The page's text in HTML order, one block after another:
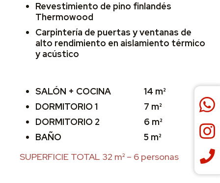
Revestimiento de pino finlandés
Thermowood
Carpintería de puertas y ventanas de
alto rendimiento en aislamiento térmico
y acústico
SALÓN + COCINA
DORMITORIO 1
DORMITORIO 2
BAÑO
14 m²
7 m²
6 m²
5 m²
SUPERFICIE TOTAL 32 m² – 6 personas